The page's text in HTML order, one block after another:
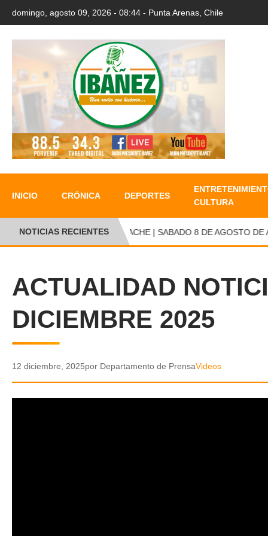
domingo, agosto 09, 2026 - 08:44 - Punta Arenas, Chile
INICIO CRÓNICA DEPORTES
CULTURA
NOTICIAS RECIENTESCAMBALACHE | SABADO 8 DE AGOSTO DE
ACTUALIDAD
DICIEMBRE 2025
12 diciembre, 2025por Departamento de PrensaVideos